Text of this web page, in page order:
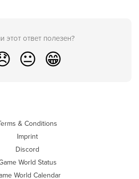
этот ответ полезен?
😐 😁
& Conditions
Imprint
Discord
World Status
World Calendar